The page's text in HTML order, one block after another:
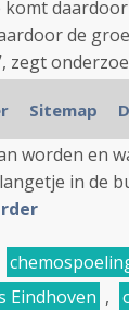
de
zegt
studie bij
worden en
in de
Eindhoven ,
Sitemap